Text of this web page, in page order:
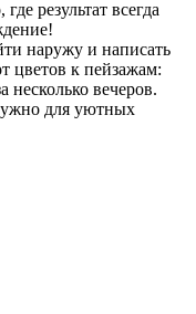
результат всегда
наружу и написать
цветов к пейзажам:
несколько вечеров.
для уютных